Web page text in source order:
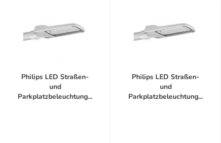
Philips LED Straßen-
und
Parkplatzbeleuchtung...
Philips LED Straßen-
und
Parkplatzbeleuchtung...